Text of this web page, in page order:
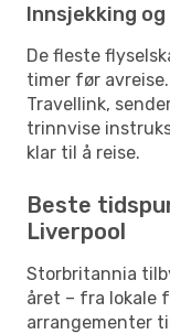
Innsjekking
De fleste
timer før
Travellink,
trinnvise
klar til å reise.
Beste
Liverpool
Storbritannia
året – fra lokale
arrangementer